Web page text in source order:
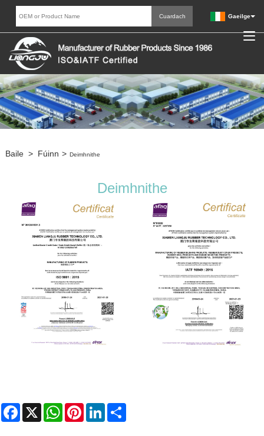
Gaeilge
Baile > Fúinn > Deimhnithe
Deimhnithe
Facebook WhatsAppPinterest LinkedIn